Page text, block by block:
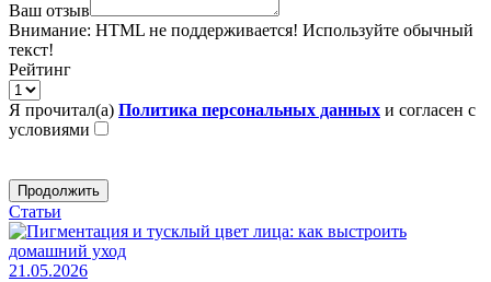
Ваш отзыв
Внимание: HTML не поддерживается! Используйте обычный
текст!
Рейтинг
Я прочитал(а) Политика персональных данных и согласен с
условиями
Продолжить
Статьи
21.05.2026